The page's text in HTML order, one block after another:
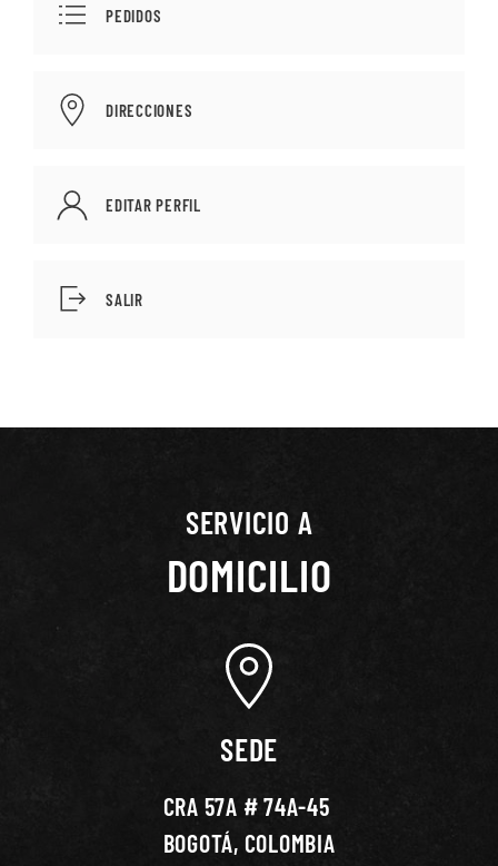
PEDIDOS
DIRECCIONES
EDITAR PERFIL
SALIR
SERVICIO A
DOMICILIO
SEDE
CRA 57A # 74A-45
BOGOTÁ, COLOMBIA